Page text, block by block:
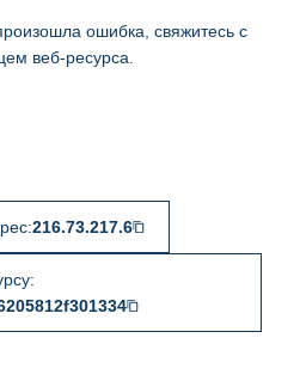
ошибка, свяжитесь с
веб-ресурса.
216.73.217.6